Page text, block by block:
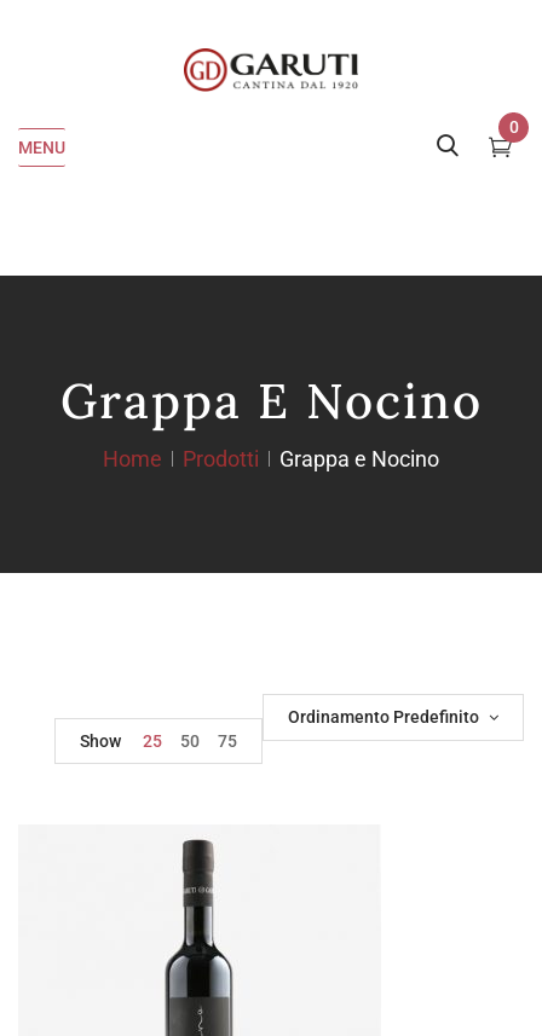
MENU
0
Grappa E Nocino
Home Prodotti Grappa e Nocino
Ordinamento Predefinito
Show
25 50 75